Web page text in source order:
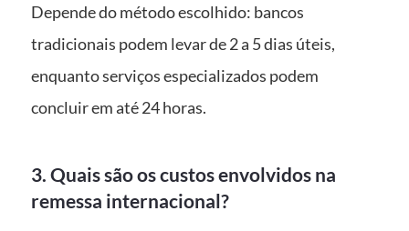
Depende do método escolhido: bancos
tradicionais podem levar de 2 a 5 dias úteis,
enquanto serviços especializados podem
concluir em até 24 horas.
3. Quais são os custos envolvidos na
remessa internacional?